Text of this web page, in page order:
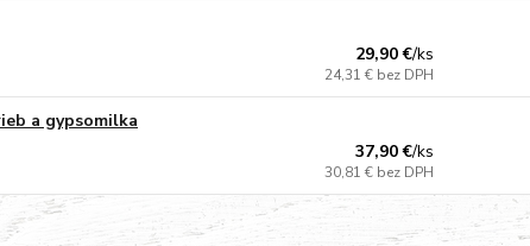
29,90 €/ks
24,31 € bez DPH
a gypsomilka
37,90 €/ks
30,81 € bez DPH